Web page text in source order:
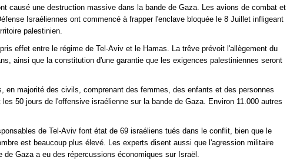
causé une destruction massive dans la bande de Gaza. Les avions de combat et
Israéliennes ont commencé à frapper l'enclave bloquée le 8 Juillet infligeant
palestinien.
effet entre le régime de Tel-Aviv et le Hamas. La trêve prévoit l'allègement du
ainsi que la constitution d'une garantie que les exigences palestiniennes seront
en majorité des civils, comprenant des femmes, des enfants et des personnes
50 jours de l'offensive israélienne sur la bande de Gaza. Environ 11.000 autres
de Tel-Aviv font état de 69 israéliens tués dans le conflit, bien que le
est beaucoup plus élevé. Les experts disent aussi que l'agression militaire
de Gaza a eu des répercussions économiques sur Israël.